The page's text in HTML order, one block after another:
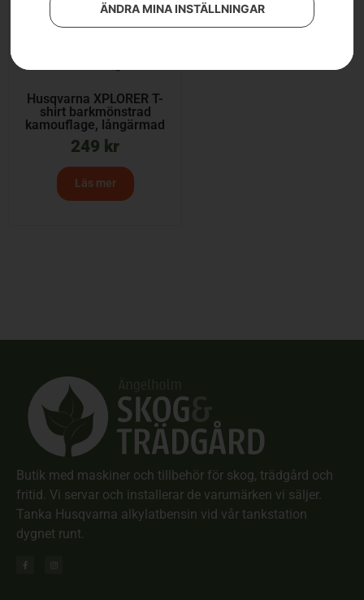
ÄNDRA MINA INSTÄLLNINGAR
Husqvarna XPLORER T-
shirt barkmönstrad
kamouflage, långärmad
249 kr
Läs mer
Butik med maskiner och tillbehör för skog, trädgård och
fritid. Vi servar och installerar de varumärken vi säljer.
Tanka Husqvarna alkylatbensin vid vår tankstation
dygnet runt.